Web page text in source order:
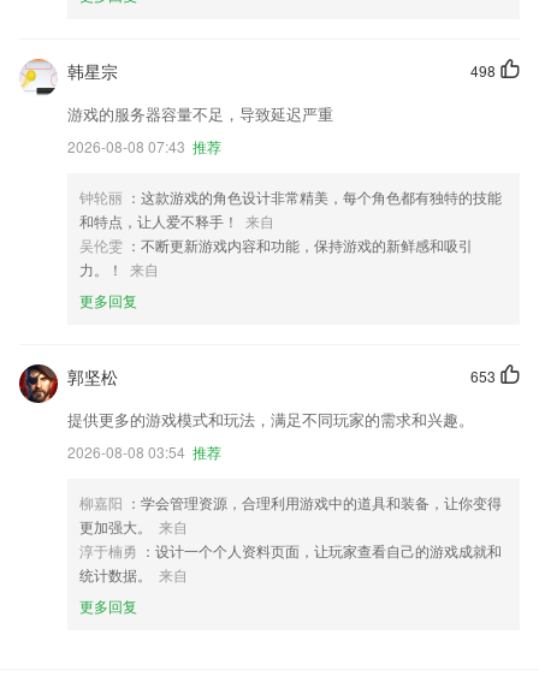
498
韩星宗
游戏的服务器容量不足，导致延迟严重
2026-08-08 07:43 推荐
钟轮丽 ：这款游戏的角色设计非常精美，每个角色都有独特的技能
和特点，让人爱不释手！
来自
吴伦雯 ：不断更新游戏内容和功能，保持游戏的新鲜感和吸引
力。！
来自
更多回复
653
郭坚松
提供更多的游戏模式和玩法，满足不同玩家的需求和兴趣。
2026-08-08 03:54 推荐
柳嘉阳 ：学会管理资源，合理利用游戏中的道具和装备，让你变得
更加强大。
来自
淳于楠勇 ：设计一个个人资料页面，让玩家查看自己的游戏成就和
统计数据。
来自
更多回复